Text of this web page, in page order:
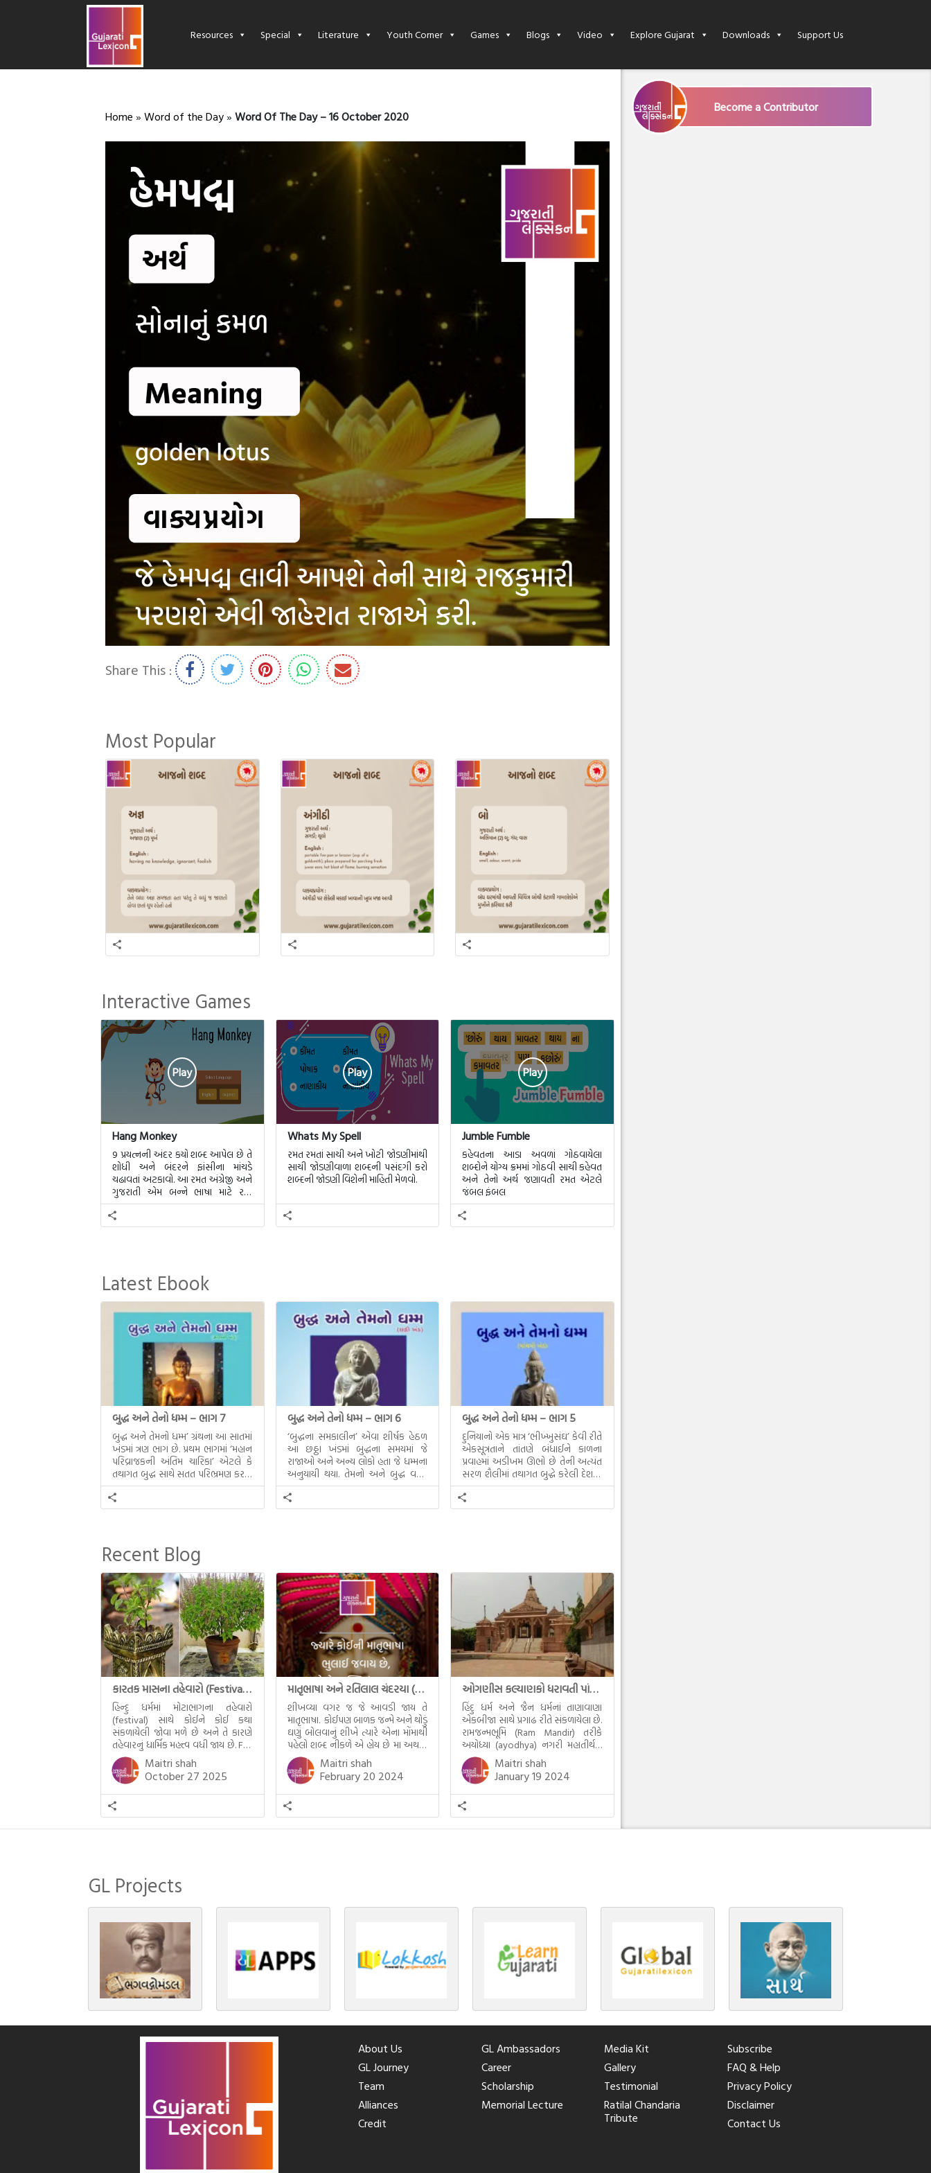
Resources Special Literature Youth Corner Games Blogs Video Explore Gujarat Downloads Support Us
Home » Word of the Day» Word Of The Day – 16 October 2020
Share This :
Most Popular
Interactive Games
Play
Hang Monkey
9 પ્રયત્નની અંદર કયો શબ્દ આપેલ છે તે
શોધી અને બંદરને ફાંસીના માંચડે
ચઢાવતાં અટકાવો. આ રમત અંગ્રેજી અને
ગુજરાતી એમ બન્ને ભાષા માટે રમી
શકાશે.
Play
Whats My Spell
રમત રમતાં સાચી અને ખોટી જોડણીમાંથી
સાચી જોડણીવાળા શબ્દની પસંદગી કરો
શબ્દની જોડણી વિશેની માહિતી મેળવો.
Play
Jumble Fumble
કહેવતના આડા અવળાં ગોઠવાયેલા
શબ્દોને યોગ્ય ક્રમમાં ગોઠવી સાચી કહેવત
અને તેનો અર્થ જણાવતી રમત એટલે
જંબલ ફંબલ
Latest Ebook
બુદ્ધ અને તેનો ધમ્મ – ભાગ 7
બુદ્ધ અને તેમનો ધમ્મ’ ગ્રંથના આ સાતમાં
ખંડમાં ત્રણ ભાગ છે. પ્રથમ ભાગમાં ‘મહાન
પરિવ્રાજકની અંતિમ ચારિકા’ એટલે કે
તથાગત બુદ્ધ સાથે સતત પરિભ્રમણ કરતા
સહચારીઓ સાથે ફરી એકવારની
મુલાકાત, બીજા ભાગમાં તથાગતે
વૈશાલીથી વિદાય લીધી તે અને ત્રીજા
દૃશ્યો અંકિત થયાં છે. ટૂંકમાં બુદ્ધનાં
જીવનના અંતિમ દિવસોની યાત્રાનો
પરિપાક જોવા મળે […]
બુદ્ધ અને તેનો ધમ્મ – ભાગ 6
‘બુદ્ધના સમકાલીન’ એવા શીર્ષક હેઠળ
આ છઠ્ઠા ખંડમાં બુદ્ધના સમયમાં જે
રાજાઓ અને અન્ય લોકો હતા જે ધમ્મના
અનુયાયી થયા. તેમનો અને બુદ્ધ વચ્ચે
થયેલો સત્સંગ વીશે જાણકારી મળે છે.
બુદ્ધ અને તેનો ધમ્મ – ભાગ 5
દુનિયાનો એક માત્ર ‘ભીખ્ખુસંઘ’ કેવી રીતે
એકસૂત્રતાને તાંતણે બંધાઈને કાળના
પ્રવાહમાં અડીખમ ઊભો છે તેની અત્યંત
સરળ શૈલીમાં તથાગત બુદ્ધે કરેલી દેશના
સમાવતો મૂલ્યવાન ગ્રંથ એટલે બુદ્ધ અને
તેનો ધમ્મ.
Recent Blog
કારતક માસના તહેવારો (Festival of Kartik)
હિન્દુ ધર્મમાં મોટાભાગના તહેવારો
(festival) સાથે કોઈને કોઈ કથા
સંકળાયેલી જોવા મળે છે અને તે કારણે
તહેવારનું ધાર્મિક મહત્ત્વ વધી જાય છે. For
example, હાલમાં જ પ્રકાશનો તહેવાર
દિવાળી(diwali)ની ઉજવણી થઈ. પરંતુ
અષાઢ મહિનામાં આવતી દેવપોઢી
અગિયારસથી લઈને કારતિક સુદ
અગિયારસના રોજ આવતી દેવ ઊઠી
અગિયારસ વચ્ચે મોટેભાગે યજ્ઞોપવીત
સંસ્કાર, લગ્ન, દીક્ષાગ્રહણ, યજ્ઞ, ગૃહપ્રવેશ
Maitri shah
October 27 2025
માતૃભાષા અને રતિલાલ ચંદરયા (Ratilal Chandaria)
શીખવ્યા વગર જ જે આવડી જાય તે
માતૃભાષા. કોઈપણ બાળક જન્મે અને થોડું
ઘણું બોલવાનું શીખે ત્યારે એના મોંમાથી
પહેલો શબ્દ નીકળે એ હોય છે મા અથવા
મમ એટલે કે ખાવાનું. વળી આપણે
બાળકને સૂવડાવવા માટે જે ગીત કે
હાલરડાં ગાઈએ છીએ તે પણ આપણે
ગુજરાતીમાં જ ગાઈએ છીએ અંગ્રેજી ગીતો
નથી ગાતા. આમ બાળકને […]
Maitri shah
February 20 2024
ઓગણીસ કલ્યાણકો ધરાવતી પાંચ તીર્થંકરોની પરમ પાવન જન્મભૂમિ – અયોધ્યા (Ayodhya)
હિંદુ ધર્મ અને જૈન ધર્મનાં તાણાવાણા
એકબીજા સાથે પ્રગાઢ રીતે સંકળાયેલા છે.
રામજન્મભૂમિ (Ram Mandir) તરીકે
અયોધ્યા (ayodhya) નગરી મહાતીર્થનું
ગૌરવ પામી છે, તો એ જ રીતે જૈન ધર્મના
ચોવીસ તીર્થંકરોમાંથી પાંચ-પાંચ
તીર્થંકરોનો જન્મ આ અયોધ્યાની પાવન
ભૂમિ પર થયો છે. જૈન ધર્મમાં ચોવીસ
તીર્થંકરોમાંથી પાંચ-પાંચ તીર્થંકરોનાં
કલ્યાણકો અહીં આવ્યાં છે. દરેક
તીર્થંકરના જીવનની ચ્યવન(માતાના […]
Maitri shah
January 19 2024
Become a Contributor
GL Projects
About Us
GL Journey
Team
Alliances
Credit
GL Ambassadors
Career
Scholarship
Memorial Lecture
Media Kit
Gallery
Testimonial
Ratilal Chandaria
Tribute
Subscribe
FAQ & Help
Privacy Policy
Disclaimer
Contact Us